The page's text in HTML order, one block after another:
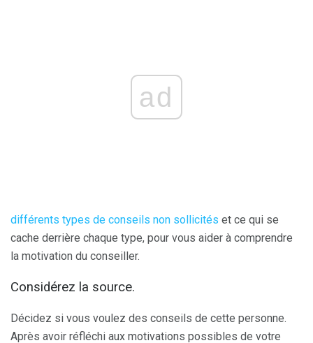
ad
différents types de conseils non sollicités et ce qui se
cache derrière chaque type, pour vous aider à comprendre
la motivation du conseiller.
Considérez la source.
Décidez si vous voulez des conseils de cette personne.
Après avoir réfléchi aux motivations possibles de votre